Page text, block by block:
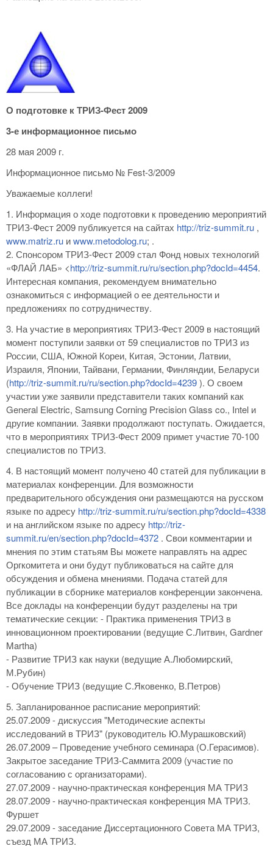
О подготовке к ТРИЗ-Фест 2009
3-е информационное письмо
28 мая 2009 г.
Информационное письмо № Fest-3/2009
Уважаемые коллеги!
1. Информация о ходе подготовки к проведению мероприятий
ТРИЗ-Фест 2009 публикуется на сайтах http://triz-summit.ru ,
www.matriz.ru иwww.metodolog.ru; .
2. Спонсором ТРИЗ-Фест 2009 стал Фонд новых технологий
«ФЛАЙ ЛАБ» <http://triz-summit.ru/ru/section.php?docId=4454.
Интересная компания, рекомендуем внимательно
ознакомиться с информацией о ее деятельности и
предложениях по сотрудничеству.
3. На участие в мероприятиях ТРИЗ-Фест 2009 в настоящий
момент поступили заявки от 59 специалистов по ТРИЗ из
России, США, Южной Кореи, Китая, Эстонии, Латвии,
Израиля, Японии, Тайвани, Германии, Финляндии, Беларуси
(http://triz-summit.ru/ru/section.php?docId=4239). О своем
участии уже заявили представители таких компаний как
General Electric, Samsung Corning Precision Glass co., Intel и
другие компании. Заявки продолжают поступать. Ожидается,
что в мероприятиях ТРИЗ-Фест 2009 примет участие 70-100
специалистов по ТРИЗ.
4. В настоящий момент получено 40 статей для публикации в
материалах конференции. Для возможности
предварительного обсуждения они размещаются на русском
языке по адресу http://triz-summit.ru/ru/section.php?docId=4338
и на английском языке по адресу http://triz-
summit.ru/en/section.php?docId=4372 . Свои комментарии и
мнения по этим статьям Вы можете направлять на адрес
Оргкомитета и они будут публиковаться на сайте для
обсуждения и обмена мнениями. Подача статей для
публикации в сборнике материалов конференции закончена.
Все доклады на конференции будут разделены на три
тематические секции: - Практика применения ТРИЗ в
инновационном проектировании (ведущие С.Литвин, Gardner
Martha)
- Развитие ТРИЗ как науки (ведущие А.Любомирский,
М.Рубин)
- Обучение ТРИЗ (ведущие С.Яковенко, В.Петров)
5. Запланированное расписание мероприятий:
25.07.2009 - дискуссия "Методические аспекты
исследований в ТРИЗ" (руководитель Ю.Мурашковский)
26.07.2009 – Проведение учебного семинара (О.Герасимов).
Закрытое заседание ТРИЗ-Саммита 2009 (участие по
согласованию с организаторами).
27.07.2009 - научно-практическая конференция МА ТРИЗ
28.07.2009 - научно-практическая конференция МА ТРИЗ.
Фуршет
29.07.2009 - заседание Диссертационного Совета МА ТРИЗ,
съезд МА ТРИЗ.